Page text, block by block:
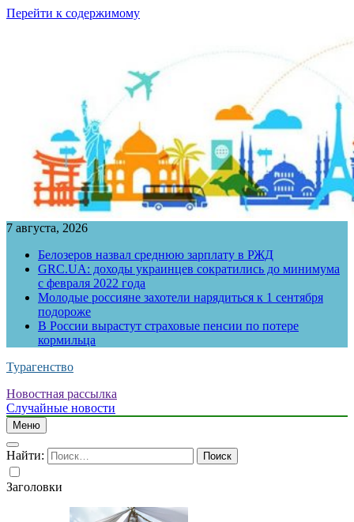
Перейти к содержимому
7 августа, 2026
Белозеров назвал среднюю зарплату в РЖД
GRC.UA: доходы украинцев сократились до минимума
с февраля 2022 года
Молодые россияне захотели нарядиться к 1 сентября
подороже
В России вырастут страховые пенсии по потере
кормильца
Турагенство
Новостная рассылка
Случайные новости
Меню
Найти:
Заголовки